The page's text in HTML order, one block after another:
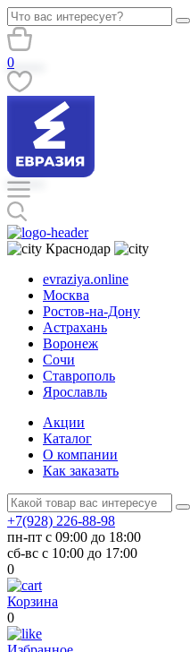
0
Краснодар
evraziya.online
Москва
Ростов-на-Дону
Астрахань
Воронеж
Сочи
Ставрополь
Ярославль
Акции
Каталог
О компании
Как заказать
+7(928) 226-88-98
пн-пт с 09:00 до 18:00
сб-вс с 10:00 до 17:00
0
Корзина
0